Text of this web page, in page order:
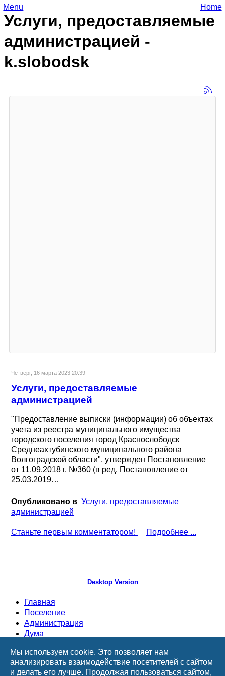
Услуги, предоставляемые
администрацией -
k.slobodsk
Menu Home
Четверг, 16 марта 2023 20:39
Услуги, предоставляемые
администрацией
"Предоставление выписки (информации) об объектах
учета из реестра муниципального имущества
городского поселения город Краснослободск
Среднеахтубинского муниципального района
Волгоградской области", утвержден Постановление
от 11.09.2018 г. №360 (в ред. Постановление от
25.03.2019…
Опубликовано в Услуги, предоставляемые
администрацией
Станьте первым комментатором! Подробнее ...
Desktop Version
Главная
Поселение
Администрация
Дума
ТОСы
Информация
Мы используем cookie. Это позволяет нам
анализировать взаимодействие посетителей с сайтом
и делать его лучше. Продолжая пользоваться сайтом,